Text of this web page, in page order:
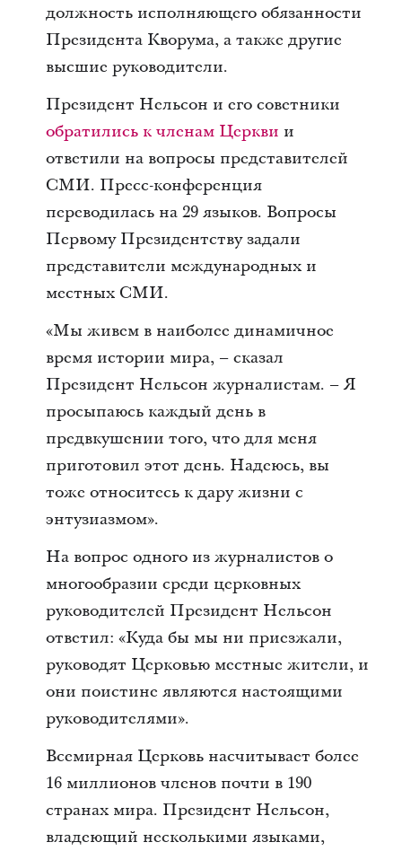
должность исполняющего обязанности
Президента Кворума, а также другие
высшие руководители.
Президент Нельсон и его советники
обратились к членам Церкви и
ответили на вопросы представителей
СМИ. Пресс-конференция
переводилась на 29 языков. Вопросы
Первому Президентству задали
представители международных и
местных СМИ.
«Мы живем в наиболее динамичное
время истории мира, – сказал
Президент Нельсон журналистам. – Я
просыпаюсь каждый день в
предвкушении того, что для меня
приготовил этот день. Надеюсь, вы
тоже относитесь к дару жизни с
энтузиазмом».
На вопрос одного из журналистов о
многообразии среди церковных
руководителей Президент Нельсон
ответил: «Куда бы мы ни приезжали,
руководят Церковью местные жители, и
они поистине являются настоящими
руководителями».
Всемирная Церковь насчитывает более
16 миллионов членов почти в 190
странах мира. Президент Нельсон,
владеющий несколькими языками,